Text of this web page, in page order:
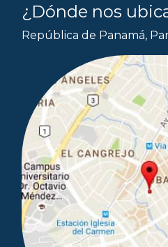
¿Dónde nos
República de Panamá,